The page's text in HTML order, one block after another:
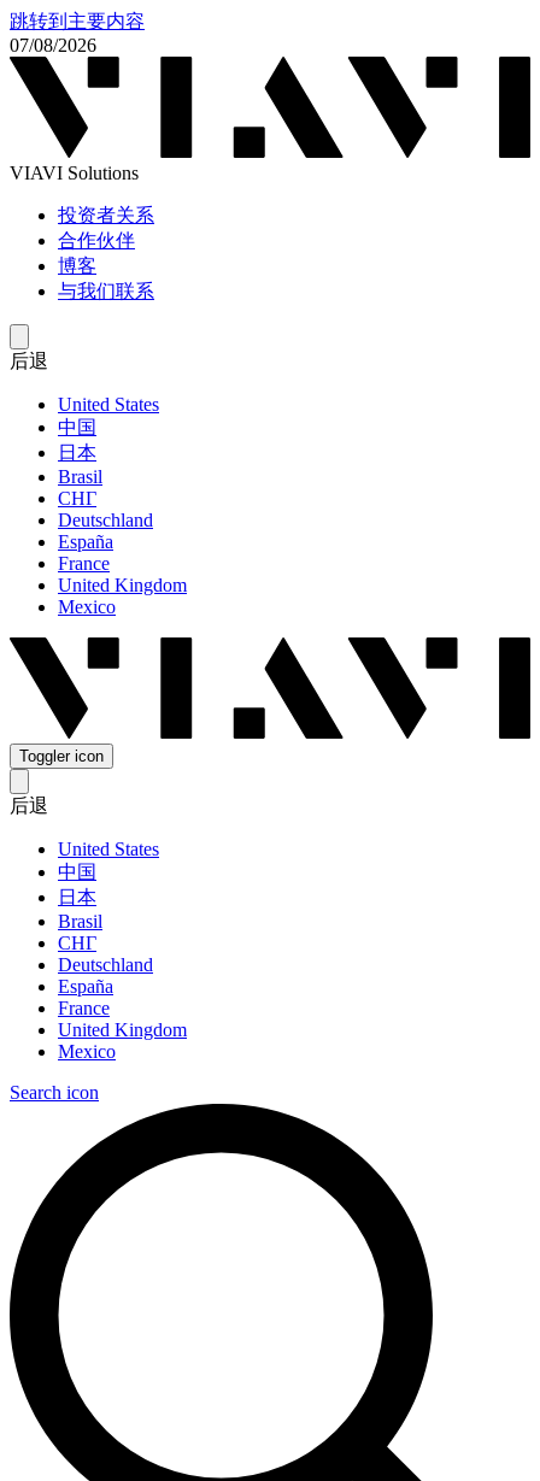
跳转到主要内容
07/08/2026
VIAVI Solutions
投资者关系
合作伙伴
博客
与我们联系
后退
United States
中国
日本
Brasil
СНГ
Deutschland
España
France
United Kingdom
Mexico
Toggler icon
后退
United States
中国
日本
Brasil
СНГ
Deutschland
España
France
United Kingdom
Mexico
Search icon